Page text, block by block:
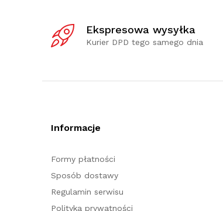
Ekspresowa wysyłka
Kurier DPD tego samego dnia
Informacje
Formy płatności
Sposób dostawy
Regulamin serwisu
Polityka prywatności